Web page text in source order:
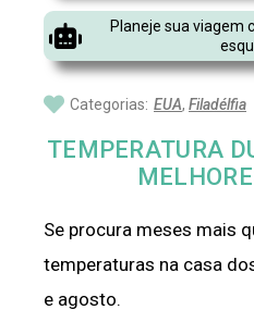
Planeje sua viagem
Categorias: EUA, Filadélfia
TEMPERATURA
Se procura meses mais
temperaturas na casa
e agosto.